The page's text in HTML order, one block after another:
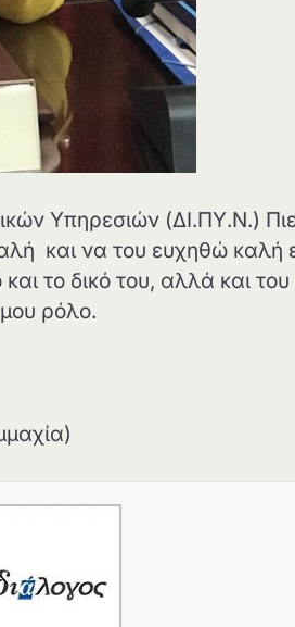
Υπηρεσιών (ΔΙ.ΠΥ.Ν.)
και να του ευχηθώ καλή
το δικό του, αλλά και
ρόλο.